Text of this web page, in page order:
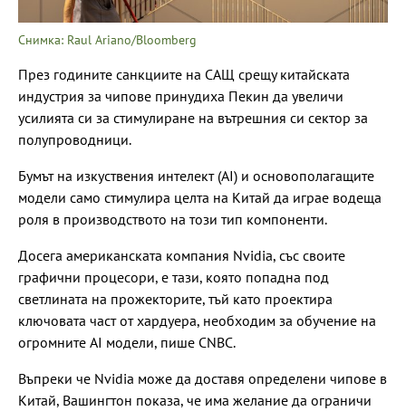
Снимка: Raul Ariano/Bloomberg
През годините санкциите на САЩ срещу китайската
индустрия за чипове принудиха Пекин да увеличи
усилията си за стимулиране на вътрешния си сектор за
полупроводници.
Бумът на изкуствения интелект (AI) и основополагащите
модели само стимулира целта на Китай да играе водеща
роля в производството на този тип компоненти.
Досега американската компания Nvidia, със своите
графични процесори, е тази, която попадна под
светлината на прожекторите, тъй като проектира
ключовата част от хардуера, необходим за обучение на
огромните AI модели, пише CNBC.
Въпреки че Nvidia може да доставя определени чипове в
Китай, Вашингтон показа, че има желание да ограничи